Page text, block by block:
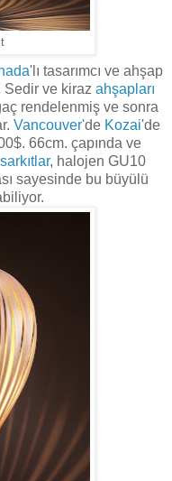
'lı tasarımcı ve ahşap
Sedir ve kiraz ahşapları
rendelenmiş ve sonra
Vancouver'de Kozai'de
66cm. çapında ve
sarkıtlar, halojen GU10
sayesinde bu büyülü